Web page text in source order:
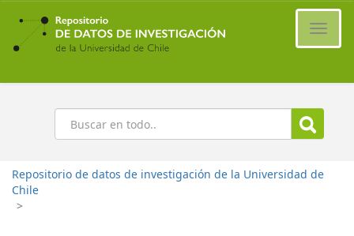
Ir
contenido
principal
Buscar
Repositorio de datos de investigación de la Universidad de
Chile
>